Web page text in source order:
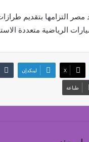
مصر التزامها بتقديم
الرياضية متعددة
‫X لينكدإن
طباعة